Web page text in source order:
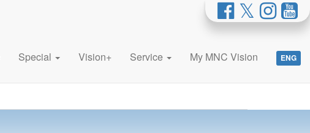
Special Vision+ Service My MNC Vision ENG